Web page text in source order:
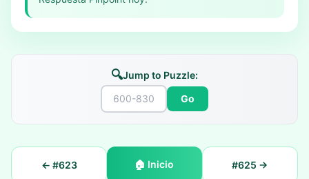
🔍Jump to Puzzle:
Go
← #623 🏠 Inicio #625 →